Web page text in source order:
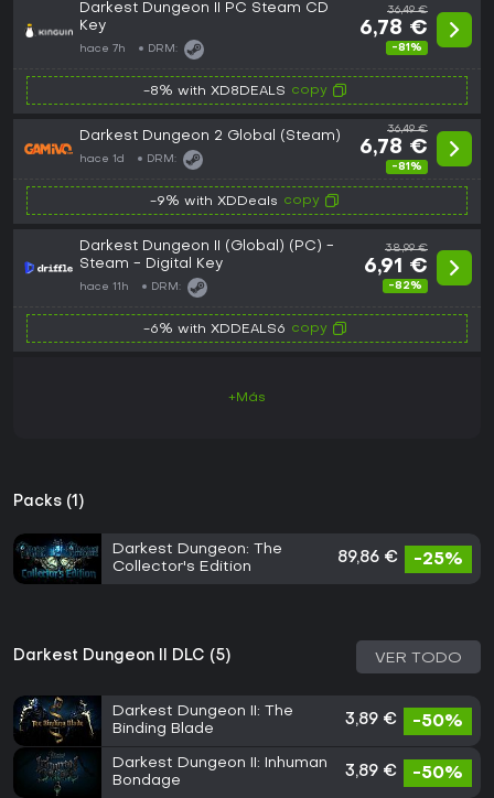
Darkest Dungeon II PC Steam CD
Key
hace 7h DRM:
36,49 €
6,78 €
-81%
-8% with XD8DEALS copy
Darkest Dungeon 2 Global (Steam)
hace 1d DRM:
36,49 €
6,78 €
-81%
-9% with XDDeals copy
Darkest Dungeon II (Global) (PC) -
Steam - Digital Key
hace 11h DRM:
38,99 €
6,91 €
-82%
-6% with XDDEALS6 copy
+Más
Packs (1)
Darkest Dungeon: The
Collector's Edition
89,86 € -25%
Darkest Dungeon II DLC (5) VER TODO
Darkest Dungeon II: The
Binding Blade
3,89 € -50%
Darkest Dungeon II: Inhuman
Bondage
3,89 € -50%